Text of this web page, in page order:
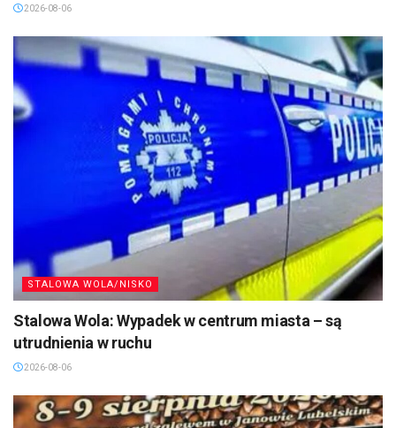
2026-08-06
STALOWA WOLA/NISKO
Stalowa Wola: Wypadek w centrum miasta – są
utrudnienia w ruchu
2026-08-06